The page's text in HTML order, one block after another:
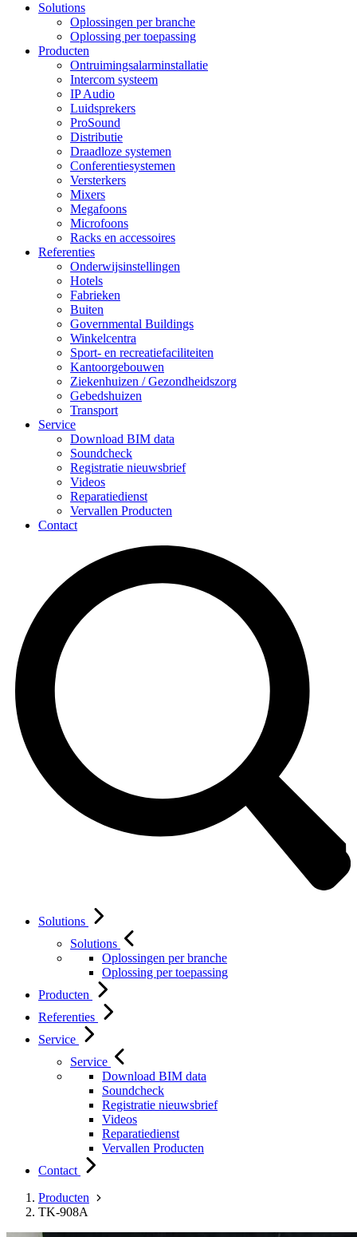
Solutions
Oplossingen per branche
Oplossing per toepassing
Producten
Ontruimingsalarminstallatie
Intercom systeem
IP Audio
Luidsprekers
ProSound
Distributie
Draadloze systemen
Conferentiesystemen
Versterkers
Mixers
Megafoons
Microfoons
Racks en accessoires
Referenties
Onderwijsinstellingen
Hotels
Fabrieken
Buiten
Governmental Buildings
Winkelcentra
Sport- en recreatiefaciliteiten
Kantoorgebouwen
Ziekenhuizen / Gezondheidszorg
Gebedshuizen
Transport
Service
Download BIM data
Soundcheck
Registratie nieuwsbrief
Videos
Reparatiedienst
Vervallen Producten
Contact
Solutions
Solutions
Oplossingen per branche
Oplossing per toepassing
Producten
Referenties
Service
Service
Download BIM data
Soundcheck
Registratie nieuwsbrief
Videos
Reparatiedienst
Vervallen Producten
Contact
Producten
TK-908A